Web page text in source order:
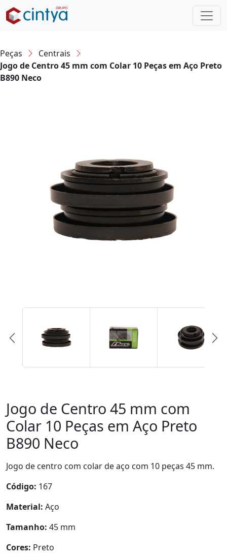
Peças
Centrais
Jogo de Centro 45 mm com Colar 10 Peças em Aço Preto
B890 Neco
Jogo de Centro 45 mm com
Colar 10 Peças em Aço Preto
B890 Neco
Jogo de centro com colar de aço com 10 peças 45 mm.
Código: 167
Material: Aço
Tamanho: 45 mm
Cores: Preto